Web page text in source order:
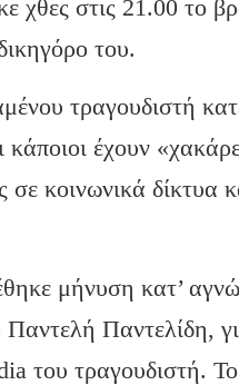
χθες στις 21.00 το
του.
τραγουδιστή
έχουν
κοινωνικά δίκτυα
μήνυση κατ’
Παντελίδη,
του τραγουδιστή.